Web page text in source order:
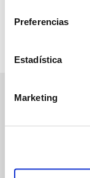
Preferencias
Estadística
Marketing
Recibe